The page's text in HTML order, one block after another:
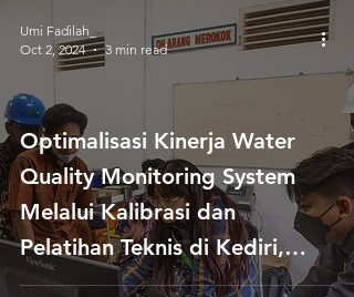
Optimalisasi Kinerja Water
Quality Monitoring System
Melalui Kalibrasi dan
Pelatihan Teknis di Kediri,
Jawa Timur
Umi Fadilah_
Oct 2, 2024
3 min read